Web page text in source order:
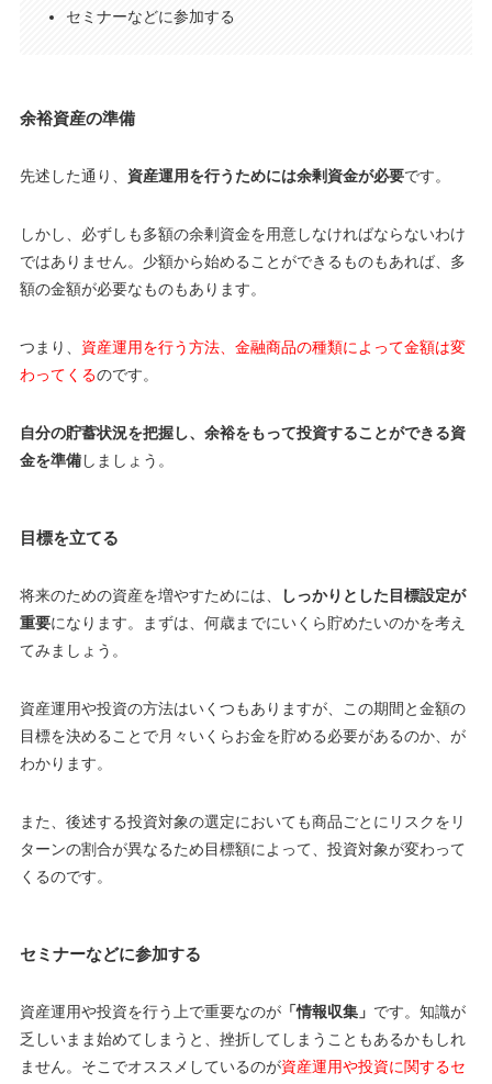
セミナーなどに参加する
余裕資産の準備
先述した通り、 資産運用を行うためには余剰資金が必要です。
しかし、必ずしも多額の余剰資金を用意しなければならないわけ
ではありません。少額から始めることができるものもあれば、多
額の金額が必要なものもあります。
つまり、 資産運用を行う方法、金融商品の種類によって金額は変
わってくるのです。
自分の貯蓄状況を把握し、余裕をもって投資することができる資
金を準備しましょう。
目標を立てる
将来のための資産を増やすためには、
しっかりとした目標設定が
重要になります。まずは、何歳までにいくら貯めたいのかを考え
てみましょう。
資産運用や投資の方法はいくつもありますが、この期間と金額の
目標を決めることで月々いくらお金を貯める必要があるのか、が
わかります。
また、後述する投資対象の選定においても商品ごとにリスクをリ
ターンの割合が異なるため目標額によって、投資対象が変わって
くるのです。
セミナーなどに参加する
資産運用や投資を行う上で重要なのが「情報収集」 です。知識が
乏しいまま始めてしまうと、挫折してしまうこともあるかもしれ
ません。そこでオススメしているのが資産運用や投資に関するセ